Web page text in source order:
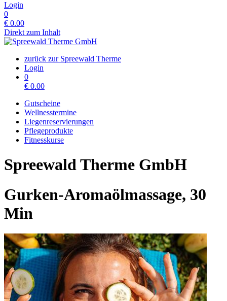
Login
0
€ 0.00
Direkt zum Inhalt
zurück zur Spreewald Therme
Login
0
€ 0.00
Gutscheine
Wellnesstermine
Liegenreservierungen
Pflegeprodukte
Fitnesskurse
Spreewald Therme GmbH
Gurken-Aromaölmassage, 30
Min